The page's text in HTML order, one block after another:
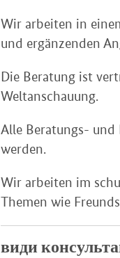
Wir arbeiten in
und ergänzenden
Die Beratung ist
Weltanschauung.
Alle Beratungs- und
werden.
Wir arbeiten im
Themen wie
види